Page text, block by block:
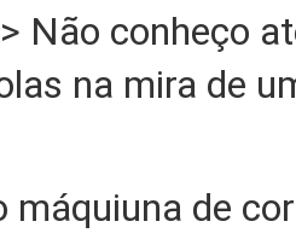
Não conheço
na mira de
máquiuna de